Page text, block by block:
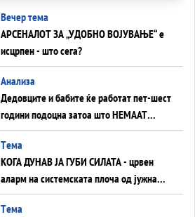
Вечер тема
АРСЕНАЛОТ ЗА „УДОБНО ВОЈУВАЊЕ“ е
исцрпен - што сега?
Анализа
Дедовците и бабите ќе работат пет-шест
години подоцна затоа што НЕМААТ
ВНУЦИ ДА ГИ ЗАМЕНАТ
Tема
КОГА ДУНАВ ЈА ГУБИ СИЛАТА - црвен
аларм на системската плоча од јужна
Германија до Црното Море...
Tема